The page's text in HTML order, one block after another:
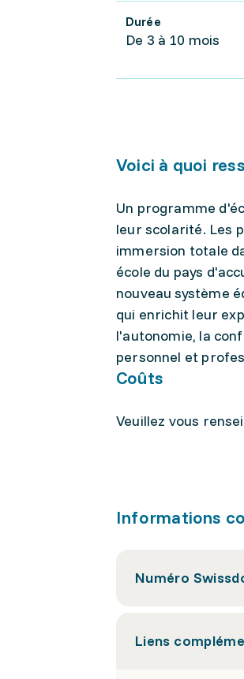
Durée
De 3 à 10 mois
Voici à quoi
Un programme
leur scolarité. Les
immersion totale
école du pays
nouveau système
qui enrichit leur
l'autonomie, la
personnel et
Coûts
Veuillez vous
Informations
Numéro
Liens